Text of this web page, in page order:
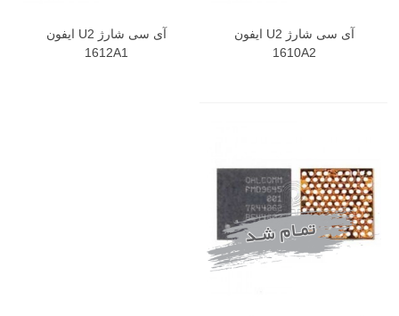
آی سی شارژ U2 ایفون
1610A2
آی سی شارژ U2 ایفون
1612A1